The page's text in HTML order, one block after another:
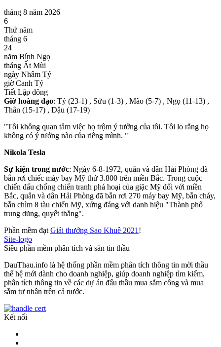
tháng 8 năm 2026
6
Thứ năm
tháng 6
24
năm Bính Ngọ
tháng Ất Mùi
ngày Nhâm Tý
giờ Canh Tý
Tiết Lập đông
Giờ hoàng đạo: Tý (23-1) , Sửu (1-3) , Mão (5-7) , Ngọ (11-13) ,
Thân (15-17) , Dậu (17-19)
"Tôi không quan tâm việc họ trộm ý tưởng của tôi. Tôi lo rằng họ
không có ý tưởng nào của riêng mình. "
Nikola Tesla
Sự kiện trong nước: Ngày 6-8-1972, quân và dân Hải Phòng đã
bắn rơi chiếc máy bay Mỹ thứ 3.800 trên miền Bắc. Trong cuộc
chiến đấu chống chiến tranh phá hoại của giặc Mỹ đối với miền
Bắc, quân và dân Hải Phòng đã bắn rơi 270 máy bay Mỹ, bắn cháy,
bắn chìm 8 tàu chiến Mỹ, xứng đáng với danh hiệu "Thành phố
trung dũng, quyết thắng".
Phần mềm đạt Giải thưởng Sao Khuê 2021 !
Site-logo
Siêu phần mềm phân tích và săn tin thầu
DauThau.info là hệ thống phần mềm phân tích thông tin mời thầu
thế hệ mới dành cho doanh nghiệp, giúp doanh nghiệp tìm kiếm,
phân tích thông tin về các dự án đấu thầu mua sắm công và mua
sắm tư nhân trên cả nước.
Kết nối